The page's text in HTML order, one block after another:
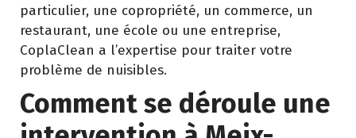
particulier, une copropriété, un commerce, un
restaurant, une école ou une entreprise,
CoplaClean a l’expertise pour traiter votre
problème de nuisibles.
Comment se déroule une